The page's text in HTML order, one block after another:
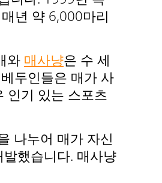
년 약 6,000마리
와 매사냥은 수 세
두인들은 매가 사
인기 있는 스포츠
나누어 매가 자신
했습니다. 매사냥